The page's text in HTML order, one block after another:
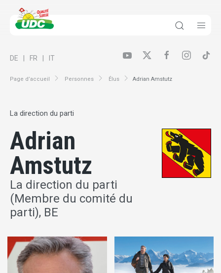
Page d’accueil Personnes Élus Adrian Amstutz
DE FR IT
La direction du parti
Adrian
Amstutz
La direction du parti
(Membre du comité du
parti), BE